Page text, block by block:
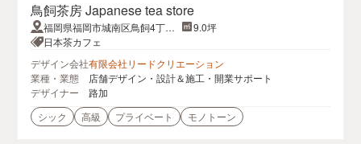
鳥飼茶房 Japanese tea store
福岡県福岡市城南区鳥飼4丁目
7-14鳥飼アパート103
9.0坪
日本茶カフェ
デザイン会社有限会社リードクリエーション
業種・業態
店舗デザイン・設計＆施工・開業サポート
デザイナー
路加
シック
高級 プライベート モノトーン